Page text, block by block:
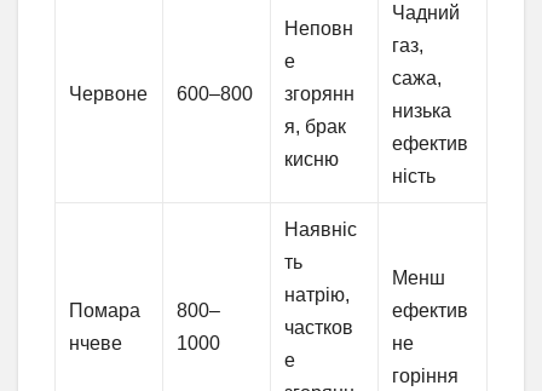
Червоне 600–800
Неповн
е
згорянн
я, брак
кисню
Чадний
газ,
сажа,
низька
ефектив
ність
Помара
нчеве
800–
1000
Наявніс
ть
натрію,
частков
е
Менш
ефектив
не
горіння